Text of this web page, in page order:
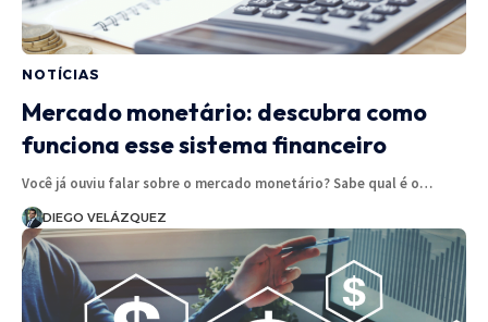
NOTÍCIAS
Mercado monetário: descubra como
funciona esse sistema financeiro
Você já ouviu falar sobre o mercado monetário? Sabe qual é o…
DIEGO VELÁZQUEZ